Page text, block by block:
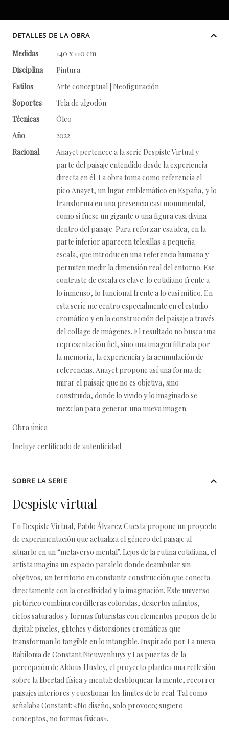
DETALLES DE LA OBRA
Medidas
140 x 110 cm
Disciplina
Pintura
Estilos
Arte conceptual | Neofiguración
Soportes
Tela de algodón
Técnicas
Óleo
Año
2022
Racional
Anayet pertenece a la serie Despiste Virtual y
parte del paisaje entendido desde la experiencia
directa en él. La obra toma como referencia el
pico Anayet, un lugar emblemático en España, y lo
transforma en una presencia casi monumental,
como si fuese un gigante o una figura casi divina
dentro del paisaje. Para reforzar esa idea, en la
parte inferior aparecen telesillas a pequeña
escala, que introducen una referencia humana y
permiten medir la dimensión real del entorno. Ese
contraste de escala es clave: lo cotidiano frente a
lo inmenso, lo funcional frente a lo casi mítico. En
esta serie me centro especialmente en el estudio
cromático y en la construcción del paisaje a través
del collage de imágenes. El resultado no busca una
representación fiel, sino una imagen filtrada por
la memoria, la experiencia y la acumulación de
referencias. Anayet propone así una forma de
mirar el paisaje que no es objetiva, sino
construida, donde lo vivido y lo imaginado se
mezclan para generar una nueva imagen.
Obra única
Incluye certificado de autenticidad
SOBRE LA SERIE
Despiste virtual
En Despiste Virtual, Pablo Álvarez Cuesta propone un proyecto
de experimentación que actualiza el género del paisaje al
situarlo en un “metaverso mental”. Lejos de la rutina cotidiana, el
artista imagina un espacio paralelo donde deambular sin
objetivos, un territorio en constante construcción que conecta
directamente con la creatividad y la imaginación. Este universo
pictórico combina cordilleras coloridas, desiertos infinitos,
cielos saturados y formas futuristas con elementos propios de lo
digital: píxeles, glitches y distorsiones cromáticas que
transforman lo tangible en lo intangible. Inspirado por La nueva
Babilonia de Constant Nieuwenhuys y Las puertas de la
percepción de Aldous Huxley, el proyecto plantea una reflexión
sobre la libertad física y mental: desbloquear la mente, recorrer
paisajes interiores y cuestionar los límites de lo real. Tal como
señalaba Constant: «No diseño, solo provoco; sugiero
conceptos, no formas físicas».